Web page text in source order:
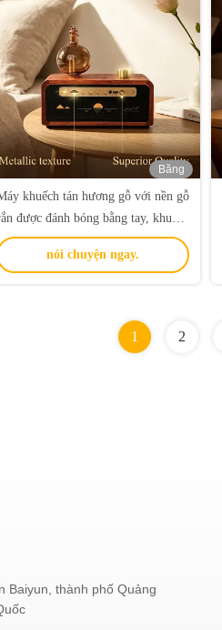
Băng
hình
khuếch tán hương gỗ với nền gỗ
được đánh bóng bằng tay, khuếch
tán không khí lạnh và phủ sóng
100cbm cho nhà và văn phòng
nói chuyện ngay.
1 2
Baiyun, thành phố Quảng